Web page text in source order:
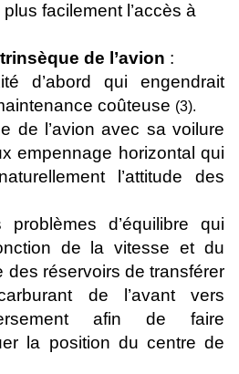
facilement l’accès à
de l’avion :
qui engendrait
coûteuse (3).
de l’avion avec sa voilure
empennage horizontal qui
l’attitude des
d’équilibre qui
de la vitesse et du
des réservoirs de transférer
de l’avant vers
afin de faire
la position du centre de